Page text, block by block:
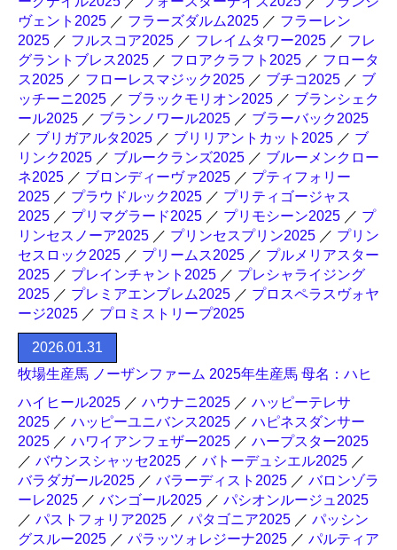
ヴェント2025 ／ フラーズダルム2025 ／ フラーレン
2025 ／ フルスコア2025 ／ フレイムタワー2025 ／ フレ
グラントブレス2025 ／ フロアクラフト2025 ／ フロータ
ス2025 ／ フローレスマジック2025 ／ ブチコ2025 ／ ブ
ッチーニ2025 ／ ブラックモリオン2025 ／ ブランシェク
ール2025 ／ ブランノワール2025 ／ ブラーバック2025
／ ブリガアルタ2025 ／ ブリリアントカット2025 ／ ブ
リンク2025 ／ ブルークランズ2025 ／ ブルーメンクロー
ネ2025 ／ ブロンディーヴァ2025 ／ プティフォリー
2025 ／ プラウドルック2025 ／ プリティゴージャス
2025 ／ プリマグラード2025 ／ プリモシーン2025 ／ プ
リンセスノーア2025 ／ プリンセスプリン2025 ／ プリン
セスロック2025 ／ プリームス2025 ／ プルメリアスター
2025 ／ プレインチャント2025 ／ プレシャライジング
2025 ／ プレミアエンブレム2025 ／ プロスペラスヴォヤ
ージ2025 ／ プロミストリープ2025
2026.01.31
牧場生産馬 ノーザンファーム 2025年生産馬 母名：ハヒ
ハイヒール2025 ／ ハウナニ2025 ／ ハッピーテレサ
2025 ／ ハッピーユニバンス2025 ／ ハピネスダンサー
2025 ／ ハワイアンフェザー2025 ／ ハープスター2025
／ バウンスシャッセ2025 ／ バトーデュシエル2025 ／
バラダガール2025 ／ バラーディスト2025 ／ バロンゾラ
ーレ2025 ／ バンゴール2025 ／ パシオンルージュ2025
／ パストフォリア2025 ／ パタゴニア2025 ／ パッシン
グスルー2025 ／ パラッツォレジーナ2025 ／ パルティア